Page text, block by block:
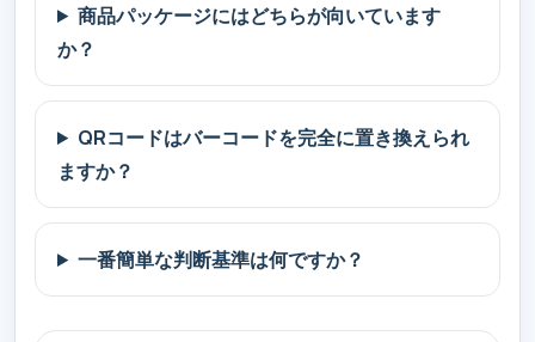
商品パッケージにはどちらが向いています
か？
QRコードはバーコードを完全に置き換えられ
ますか？
一番簡単な判断基準は何ですか？